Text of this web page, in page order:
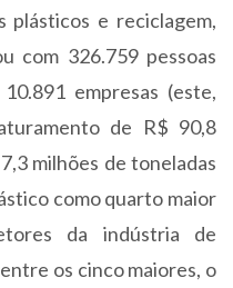
plásticos e reciclagem,
com 326.759 pessoas
empresas (este,
de R$ 90,8
milhões de toneladas
como quarto maior
da indústria de
os cinco maiores, o